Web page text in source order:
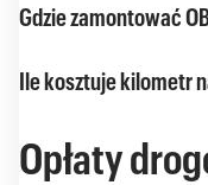
Gdzie zamontować
Ile kosztuje kilometr
Opłaty